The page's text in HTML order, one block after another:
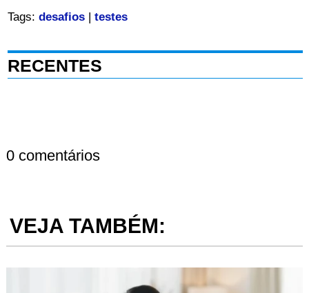
Tags: desafios| testes
RECENTES
0 comentários
VEJA TAMBÉM: